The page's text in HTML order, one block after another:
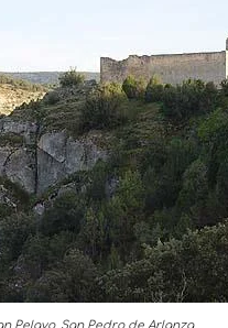
Pelayo. San Pedro de Arlanza.